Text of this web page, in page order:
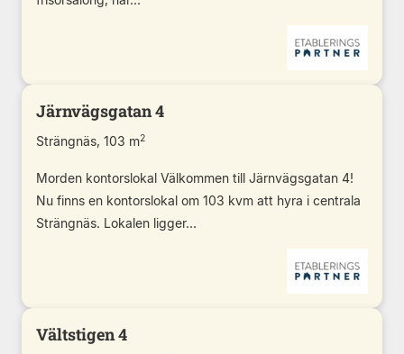
Järnvägsgatan 4
Strängnäs, 103 m2
Morden kontorslokal Välkommen till Järnvägsgatan 4!
Nu finns en kontorslokal om 103 kvm att hyra i centrala
Strängnäs. Lokalen ligger...
Vältstigen 4